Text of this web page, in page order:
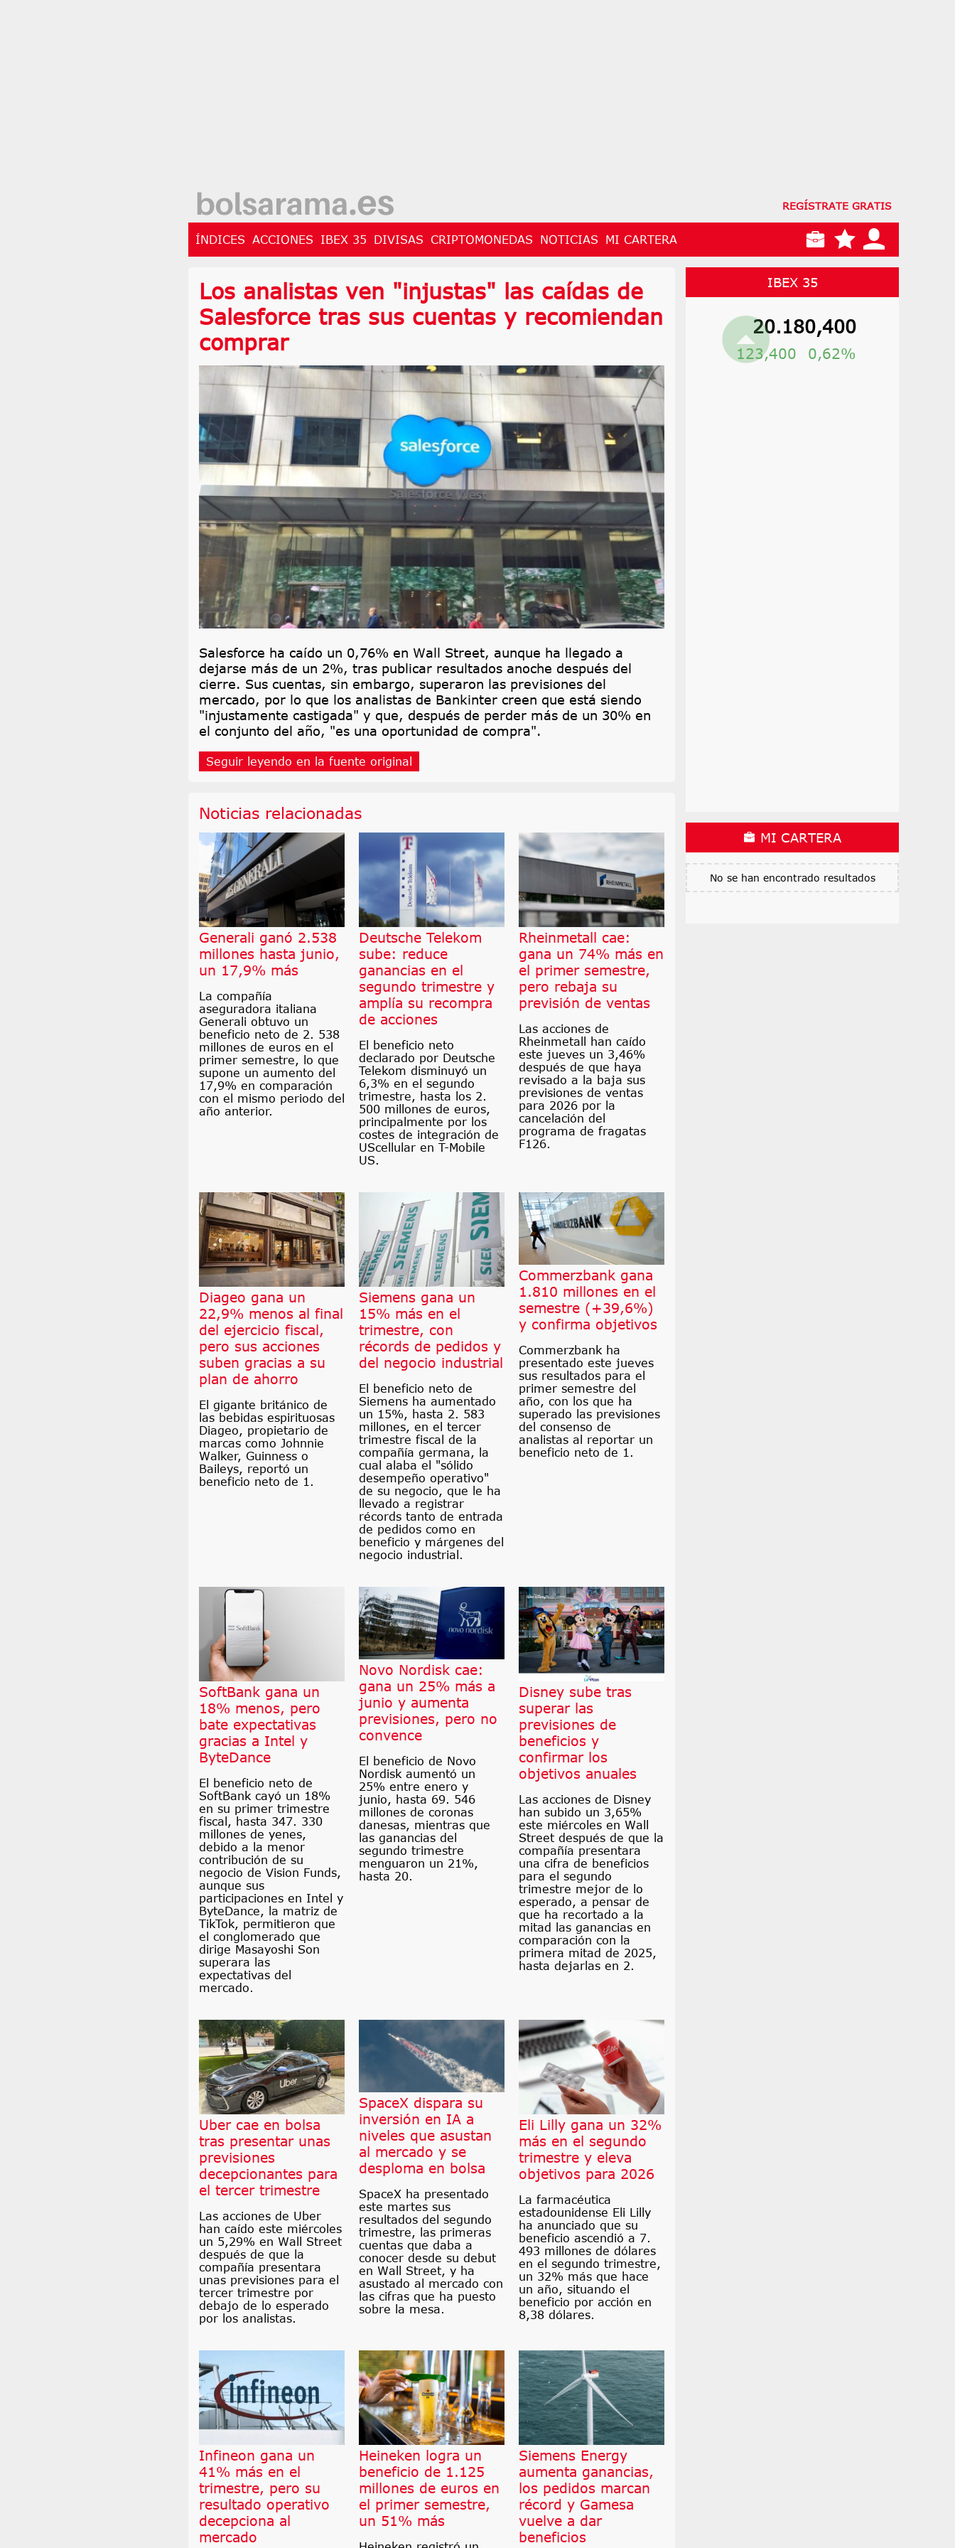
REGÍSTRATE GRATIS
ÍNDICES ACCIONES IBEX 35 DIVISAS CRIPTOMONEDAS NOTICIAS MI CARTERA
Los analistas ven "injustas" las caídas de
Salesforce tras sus cuentas y recomiendan
comprar
Salesforce ha caído un 0,76% en Wall Street, aunque ha llegado a
dejarse más de un 2%, tras publicar resultados anoche después del
cierre. Sus cuentas, sin embargo, superaron las previsiones del
mercado, por lo que los analistas de Bankinter creen que está siendo
"injustamente castigada" y que, después de perder más de un 30% en
el conjunto del año, "es una oportunidad de compra".
Seguir leyendo en la fuente original
Noticias relacionadas
Generali ganó 2.538
millones hasta junio,
un 17,9% más
La compañía
aseguradora italiana
Generali obtuvo un
beneficio neto de 2. 538
millones de euros en el
primer semestre, lo que
supone un aumento del
17,9% en comparación
con el mismo periodo del
año anterior.
Deutsche Telekom
sube: reduce
ganancias en el
segundo trimestre y
amplía su recompra
de acciones
El beneficio neto
declarado por Deutsche
Telekom disminuyó un
6,3% en el segundo
trimestre, hasta los 2.
500 millones de euros,
principalmente por los
costes de integración de
UScellular en T-Mobile
US.
Rheinmetall cae:
gana un 74% más en
el primer semestre,
pero rebaja su
previsión de ventas
Las acciones de
Rheinmetall han caído
este jueves un 3,46%
después de que haya
revisado a la baja sus
previsiones de ventas
para 2026 por la
cancelación del
programa de fragatas
F126.
Diageo gana un
22,9% menos al final
del ejercicio fiscal,
pero sus acciones
suben gracias a su
plan de ahorro
El gigante británico de
las bebidas espirituosas
Diageo, propietario de
marcas como Johnnie
Walker, Guinness o
Baileys, reportó un
beneficio neto de 1.
Siemens gana un
15% más en el
trimestre, con
récords de pedidos y
del negocio industrial
El beneficio neto de
Siemens ha aumentado
un 15%, hasta 2. 583
millones, en el tercer
trimestre fiscal de la
compañía germana, la
cual alaba el "sólido
desempeño operativo"
de su negocio, que le ha
llevado a registrar
récords tanto de entrada
de pedidos como en
beneficio y márgenes del
negocio industrial.
Commerzbank gana
1.810 millones en el
semestre (+39,6%)
y confirma objetivos
Commerzbank ha
presentado este jueves
sus resultados para el
primer semestre del
año, con los que ha
superado las previsiones
del consenso de
analistas al reportar un
beneficio neto de 1.
SoftBank gana un
18% menos, pero
bate expectativas
gracias a Intel y
ByteDance
El beneficio neto de
SoftBank cayó un 18%
en su primer trimestre
fiscal, hasta 347. 330
millones de yenes,
debido a la menor
contribución de su
negocio de Vision Funds,
aunque sus
participaciones en Intel y
ByteDance, la matriz de
TikTok, permitieron que
el conglomerado que
dirige Masayoshi Son
superara las
expectativas del
mercado.
Novo Nordisk cae:
gana un 25% más a
junio y aumenta
previsiones, pero no
convence
El beneficio de Novo
Nordisk aumentó un
25% entre enero y
junio, hasta 69. 546
millones de coronas
danesas, mientras que
las ganancias del
segundo trimestre
menguaron un 21%,
hasta 20.
Disney sube tras
superar las
previsiones de
beneficios y
confirmar los
objetivos anuales
Las acciones de Disney
han subido un 3,65%
este miércoles en Wall
Street después de que la
compañía presentara
una cifra de beneficios
para el segundo
trimestre mejor de lo
esperado, a pensar de
que ha recortado a la
mitad las ganancias en
comparación con la
primera mitad de 2025,
hasta dejarlas en 2.
Uber cae en bolsa
tras presentar unas
previsiones
decepcionantes para
el tercer trimestre
Las acciones de Uber
han caído este miércoles
un 5,29% en Wall Street
después de que la
compañía presentara
unas previsiones para el
tercer trimestre por
debajo de lo esperado
por los analistas.
SpaceX dispara su
inversión en IA a
niveles que asustan
al mercado y se
desploma en bolsa
SpaceX ha presentado
este martes sus
resultados del segundo
trimestre, las primeras
cuentas que daba a
conocer desde su debut
en Wall Street, y ha
asustado al mercado con
las cifras que ha puesto
sobre la mesa.
Eli Lilly gana un 32%
más en el segundo
trimestre y eleva
objetivos para 2026
La farmacéutica
estadounidense Eli Lilly
ha anunciado que su
beneficio ascendió a 7.
493 millones de dólares
en el segundo trimestre,
un 32% más que hace
un año, situando el
beneficio por acción en
8,38 dólares.
Infineon gana un
41% más en el
trimestre, pero su
resultado operativo
decepciona al
mercado
Heineken logra un
beneficio de 1.125
millones de euros en
el primer semestre,
un 51% más
Siemens Energy
aumenta ganancias,
los pedidos marcan
récord y Gamesa
vuelve a dar
beneficios
IBEX 35
20.180,400
123,400 0,62%
MI CARTERA
No se han encontrado resultados